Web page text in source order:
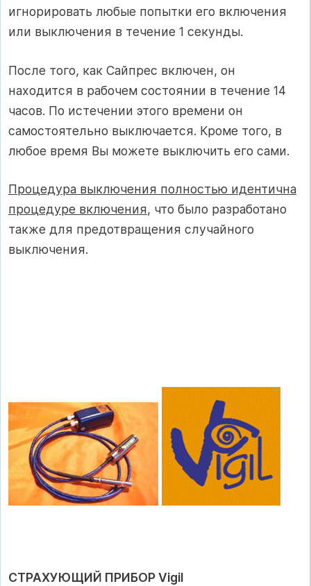
игнорировать любые попытки его включения
или выключения в течение 1 секунды.
После того, как Сайпрес включен, он
находится в рабочем состоянии в течение 14
часов. По истечении этого времени он
самостоятельно выключается. Кроме того, в
любое время Вы можете выключить его сами.
Процедура выключения полностью идентична
процедуре включения, что было разработано
также для предотвращения случайного
выключения.
СТРАХУЮЩИЙ ПРИБОР Vigil